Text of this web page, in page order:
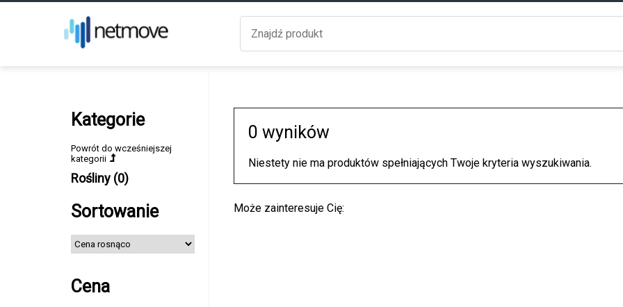
Kategorie
Powrót do wcześniejszej
kategorii
Rośliny (0)
Sortowanie
Cena
0 wyników
Niestety nie ma produktów spełniających Twoje kryteria wyszukiwania.
Może zainteresuje Cię: